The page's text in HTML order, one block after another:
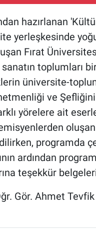
hazırlanan
yerleşkesinde
Fırat
toplumları
üniversite-
ve
yörelere ait
programda
ardından
teşekkür
Gör. Ahmet